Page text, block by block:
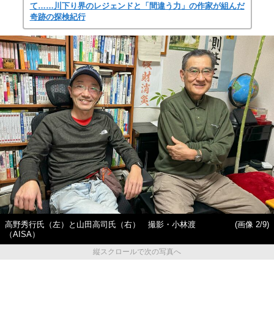
て……川下り界のレジェンドと「間違う力」の作家が組んだ
奇跡の探検紀行
高野秀行氏（左）と山田高司氏（右） 撮影・小林渡
（AISA）
(画像 2/9)
縦スクロールで次の写真へ